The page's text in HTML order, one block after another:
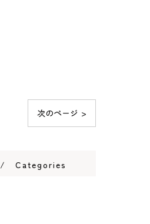
次のページ >
Categories